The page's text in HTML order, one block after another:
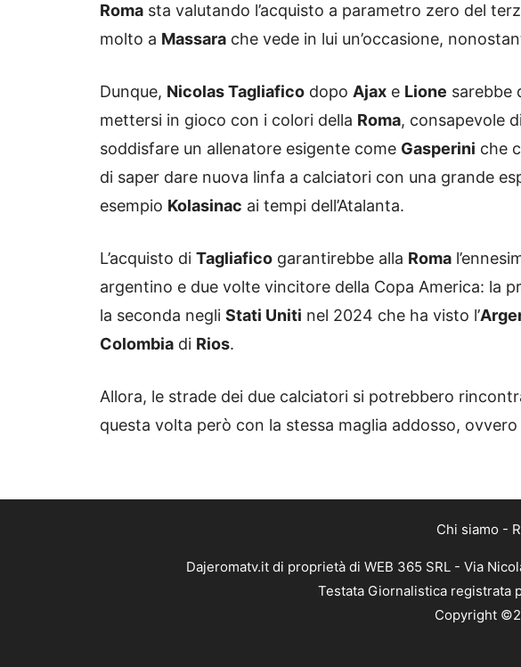
Roma sta valutando l’acquisto a parametro zero del
molto a Massara che vede in lui un’occasione,
Dunque, Nicolas Tagliafico dopo Ajax e Lione sarebbe
mettersi in gioco con i colori della Roma, consapevole
soddisfare un allenatore esigente come Gasperini che
di saper dare nuova linfa a calciatori con una grande
esempio Kolasinac ai tempi dell’Atalanta.
L’acquisto di Tagliafico garantirebbe alla Roma
argentino e due volte vincitore della Copa America: la
la seconda negli Stati Uniti nel 2024 che ha visto l’
Colombia di Rios.
Allora, le strade dei due calciatori si potrebbero
questa volta però con la stessa maglia addosso, ovvero
Chi siamo -
Dajeromatv.it di proprietà di WEB 365 SRL - Via
Testata Giornalistica registrata
Copyright